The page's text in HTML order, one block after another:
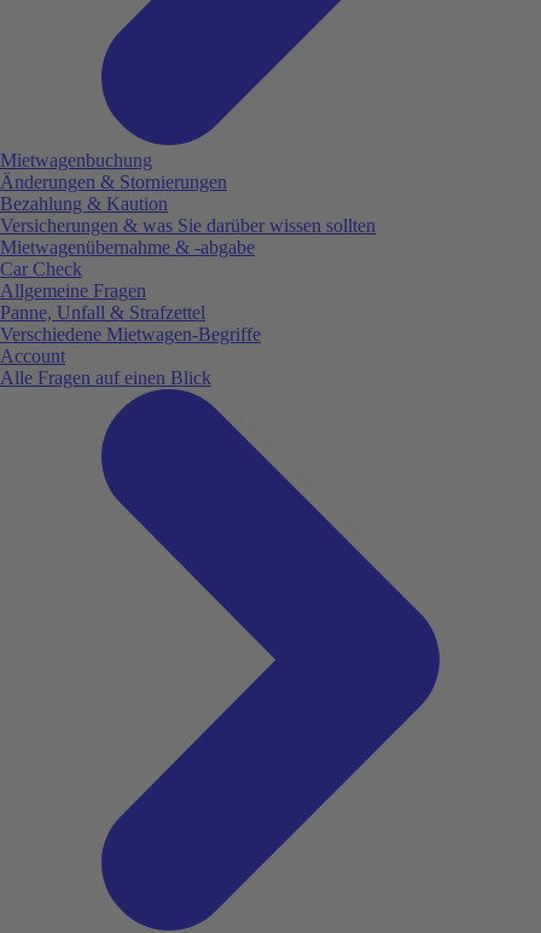
Mietwagenbuchung
Änderungen & Stornierungen
Bezahlung & Kaution
Versicherungen & was Sie darüber wissen sollten
Mietwagenübernahme & -abgabe
Car Check
Allgemeine Fragen
Panne, Unfall & Strafzettel
Verschiedene Mietwagen-Begriffe
Account
Alle Fragen auf einen Blick